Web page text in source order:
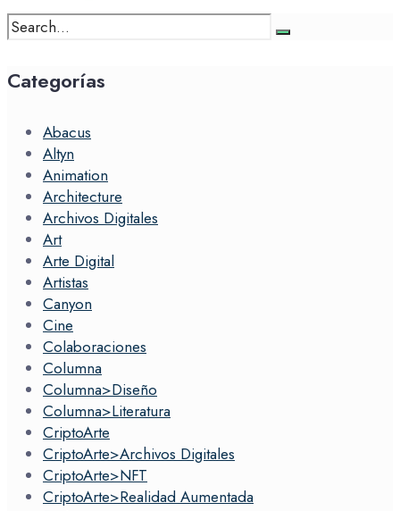
Search
for:
Categorías
Abacus
Altyn
Animation
Architecture
Archivos Digitales
Art
Arte Digital
Artistas
Canyon
Cine
Colaboraciones
Columna
Columna>Diseño
Columna>Literatura
CriptoArte
CriptoArte>Archivos Digitales
CriptoArte>NFT
CriptoArte>Realidad Aumentada